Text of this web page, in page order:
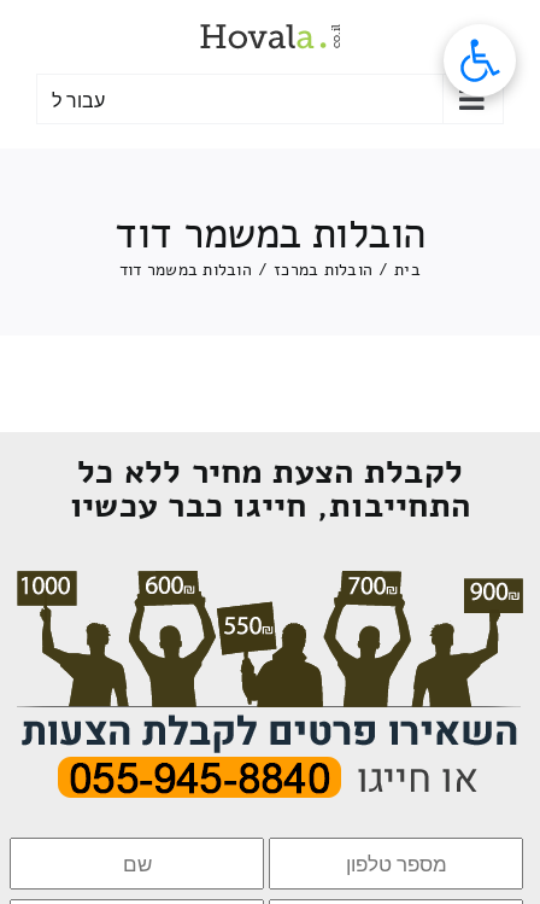
עבור ל
הובלות במשמר דוד
בית / הובלות במרכז / הובלות במשמר דוד
לקבלת הצעת מחיר ללא כל
התחייבות, חייגו כבר עכשיו